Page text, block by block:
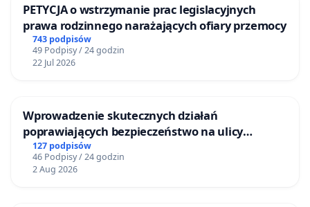
PETYCJA o wstrzymanie prac legislacyjnych
prawa rodzinnego narażających ofiary przemocy
743 podpisów
49 Podpisy / 24 godzin
22 Jul 2026
Wprowadzenie skutecznych działań
poprawiających bezpieczeństwo na ulicy
Żeromskiego w Otwocku
127 podpisów
46 Podpisy / 24 godzin
2 Aug 2026